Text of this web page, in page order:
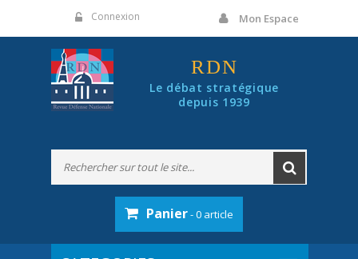
Connexion Mon Espace
RDN
Le débat stratégique
depuis 1939
Panier- 0 article